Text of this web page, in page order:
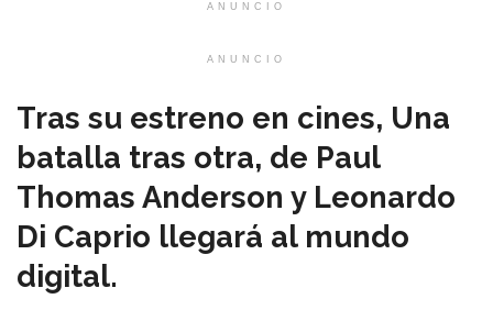
ANUNCIO
ANUNCIO
Tras su estreno en cines, Una
batalla tras otra, de Paul
Thomas Anderson y Leonardo
Di Caprio llegará al mundo
digital.